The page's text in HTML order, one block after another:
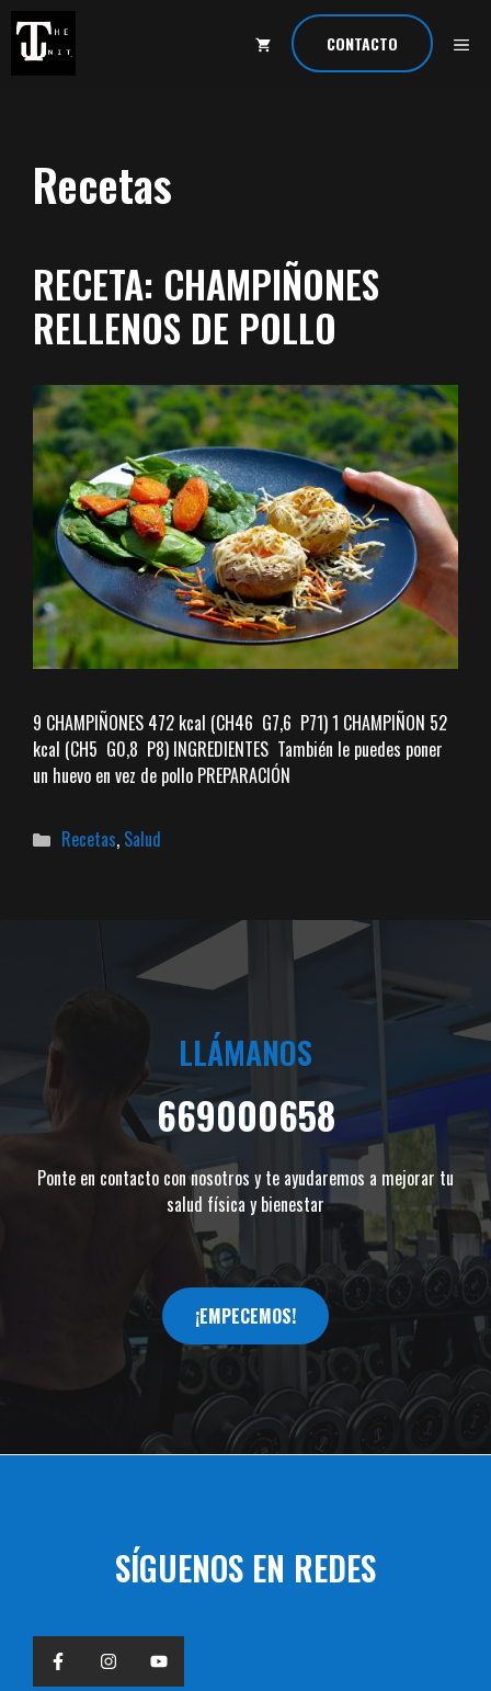
contenido
CONTACTO
Recetas
RECETA: CHAMPIÑONES
RELLENOS DE POLLO
9 CHAMPIÑONES 472 kcal (CH46 G7,6 P71) 1 CHAMPIÑON 52
kcal (CH5 G0,8 P8) INGREDIENTES También le puedes poner
un huevo en vez de pollo PREPARACIÓN
Categorías
Recetas, Salud
LLÁMANOS
669000658
Ponte en contacto con nosotros y te ayudaremos a mejorar tu
salud física y bienestar
¡EMPECEMOS!
SÍGUENOS EN REDES